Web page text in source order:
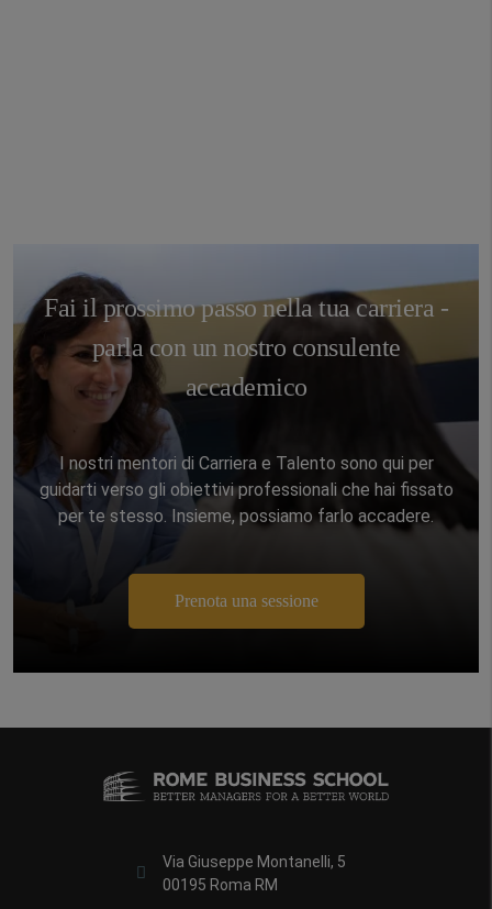
dinamico panorama globale e tecnologico.
Fai il prossimo passo nella tua carriera -
parla con un nostro consulente
accademico
I nostri mentori di Carriera e Talento sono qui per
guidarti verso gli obiettivi professionali che hai fissato
per te stesso. Insieme, possiamo farlo accadere.
Prenota una sessione
Via Giuseppe Montanelli, 5
00195 Roma RM